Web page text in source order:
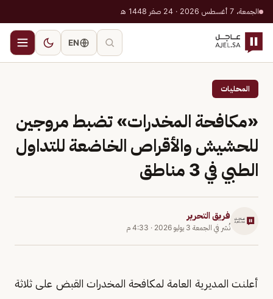
الجمعة، 7 أغسطس 2026 · 24 صفر 1448 هـ
EN
المحليات
«مكافحة المخدرات» تضبط مروجين
للحشيش والأقراص الخاضعة للتداول
الطبي في 3 مناطق
فريق التحرير
نُشر في الجمعة 3 يوليو 2026 · 4:33 م
أعلنت المديرية العامة لمكافحة المخدرات القبض على ثلاثة